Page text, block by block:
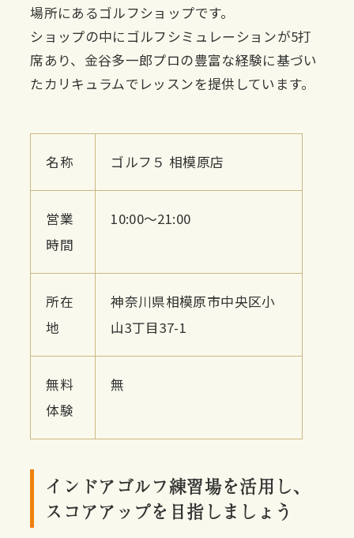
場所にあるゴルフショップです。
ショップの中にゴルフシミュレーションが5打
席あり、金谷多一郎プロの豊富な経験に基づい
たカリキュラムでレッスンを提供しています。
名称 ゴルフ５ 相模原店
営業
時間
10:00〜21:00
所在
地
神奈川県相模原市中央区小
山3丁目37-1
無料
体験
無
インドアゴルフ練習場を活用し、
スコアアップを目指しましょう